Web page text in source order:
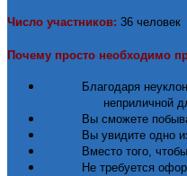
Число участников: 36 человек
Почему просто необходимо
Благодаря
неприличной
Вы сможете
Вы увидите одно
Вместо того,
Не требуется